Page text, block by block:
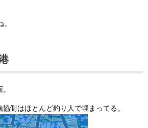
側はほとんど釣り人で埋まってる。